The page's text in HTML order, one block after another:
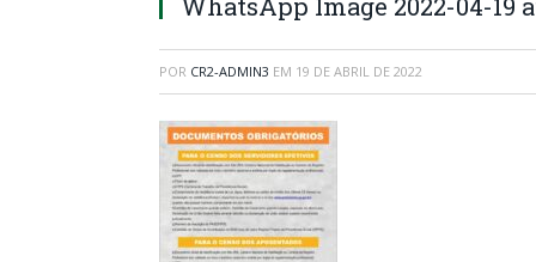
POR CR2-ADMIN3 EM 19 DE ABRIL DE 2022